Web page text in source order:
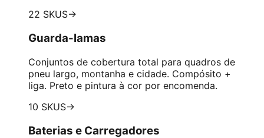
22 SKUS→
Guarda-lamas
Conjuntos de cobertura total para quadros de
pneu largo, montanha e cidade. Compósito +
liga. Preto e pintura à cor por encomenda.
10 SKUS→
Baterias e Carregadores